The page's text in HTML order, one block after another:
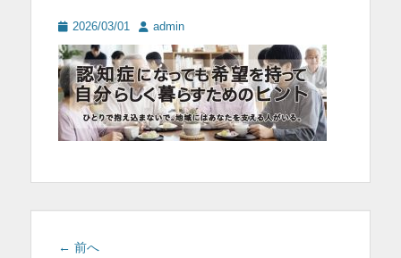
ツ
を
投
稿
日
2026/03/01
投
稿
者
admin
投
← 前へ